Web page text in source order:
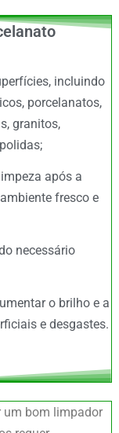
incluindo
porcelanatos,
granitos,
após a
fresco e
necessário
o brilho e a
e desgastes.
um bom limpador